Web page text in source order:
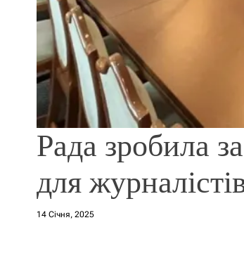
Рада зробила
для
14 Січня, 2025